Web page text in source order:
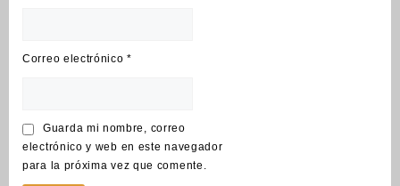
Correo electrónico*
Guarda mi nombre, correo
electrónico y web en este navegador
para la próxima vez que comente.